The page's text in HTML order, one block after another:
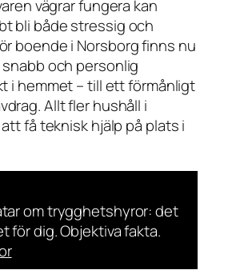
vägrar fungera kan
bli både stressig och
boende i Norsborg finns nu
och personlig
i hemmet – till ett förmånligt
Allt fler hushåll i
få teknisk hjälp på plats i
om trygghetshyror: det
för dig. Objektiva fakta.